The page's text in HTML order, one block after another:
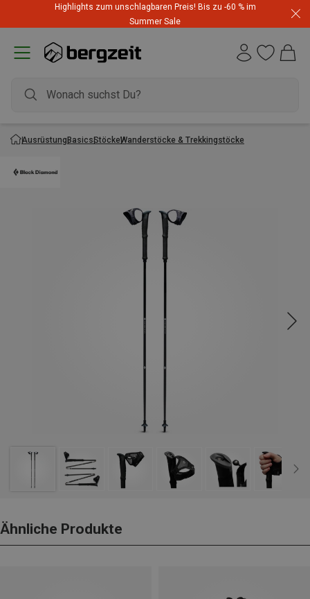
Highlights zum unschlagbaren Preis! Bis zu -60 % im
Summer Sale
AusrüstungBasicsStöckeWanderstöcke & Trekkingstöcke
Ähnliche Produkte